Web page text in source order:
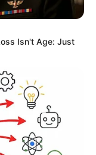
Isn't Age: Just